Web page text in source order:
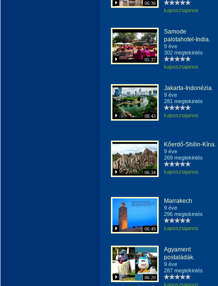
06:36
kaposztajanos
05:37
Samode
palotahotel-India.
9 éve
302 megtekintés
kaposztajanos
08:43
Jakarta-Indonézia.
9 éve
281 megtekintés
kaposztajanos
06:34
Kőerdő-Shilin-Kína.
9 éve
269 megtekintés
kaposztajanos
06:49
Marrakech
9 éve
296 megtekintés
kaposztajanos
06:20
Agyament
postaládák.
9 éve
287 megtekintés
kaposztajanos